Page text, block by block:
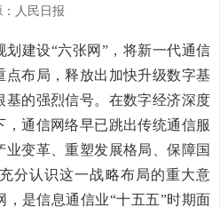
人民日报
划建设“六张网”，将新一代通信
点布局，释放出加快升级数字基
基的强烈信号。在数字经济深度
通信网络早已跳出传统通信服
变革、重塑发展格局、保障国
分认识这一战略布局的重大意
，是信息通信业“十五五”时期面